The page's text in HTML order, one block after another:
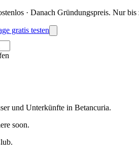
· Danach Gründungspreis. Nur bis
gratis testen
und Unterkünfte in Betancuria.
soon.